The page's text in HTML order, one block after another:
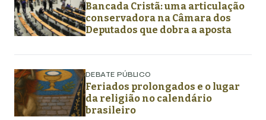
Bancada Cristã: uma articulação
conservadora na Câmara dos
Deputados que dobra a aposta
DEBATE PÚBLICO
Feriados prolongados e o lugar
da religião no calendário
brasileiro